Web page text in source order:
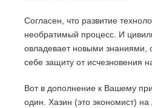
Согласен, что развитие
необратимый процесс. И
овладевает новыми знаниями,
себе защиту от исчезновения
Вот в дополнение к Вашему
один. Хазин (это экономист) на